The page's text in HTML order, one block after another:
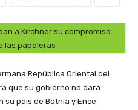
a Kirchner su compromiso
las papeleras
República Oriental del
que su gobierno no dará
su país de Botnia y Ence